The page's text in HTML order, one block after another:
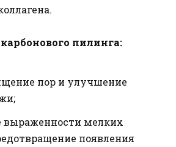
пилинга:
пор и улучшение
мелких
появления